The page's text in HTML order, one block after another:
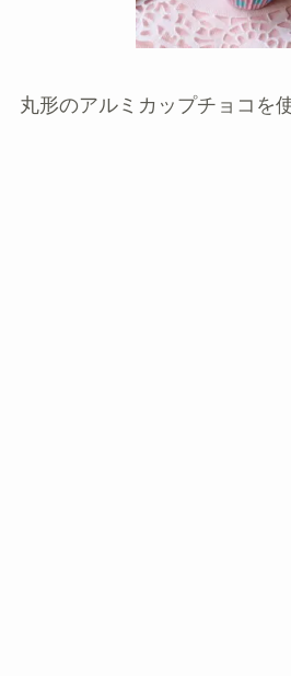
丸形のアルミカップチョコを